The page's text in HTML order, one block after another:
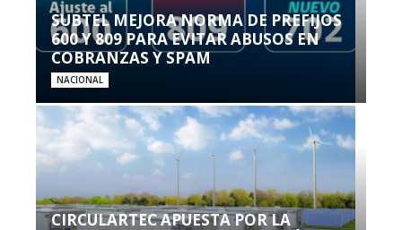
SUBTEL MEJORA NORMA DE PREFIJOS
600 Y 809 PARA EVITAR ABUSOS EN
COBRANZAS Y SPAM
NACIONAL
CIRCULARTEC APUESTA POR LA